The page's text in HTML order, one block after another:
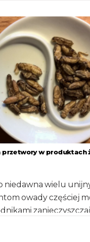
[…]
przetwory w produktach
niedawna wielu
owady częściej